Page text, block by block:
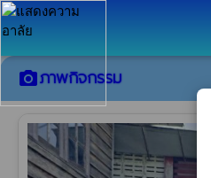
camera_altภาพกิจกรรม